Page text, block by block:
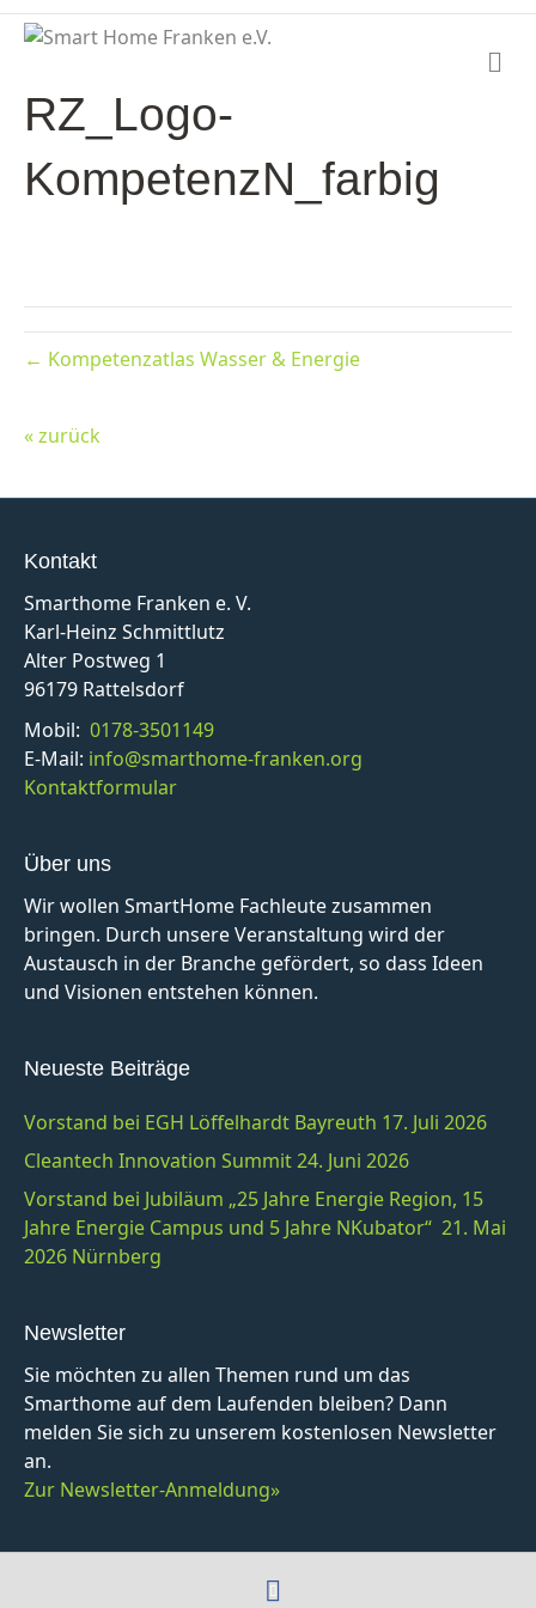
RZ_Logo-
KompetenzN_farbig
← Kompetenzatlas Wasser & Energie
« zurück
Kontakt
Smarthome Franken e. V.
Karl-Heinz Schmittlutz
Alter Postweg 1
96179 Rattelsdorf
Mobil: 0178-3501149
E-Mail: info@smarthome-franken.org
Kontaktformular
Über uns
Wir wollen SmartHome Fachleute zusammen
bringen. Durch unsere Veranstaltung wird der
Austausch in der Branche gefördert, so dass Ideen
und Visionen entstehen können.
Neueste Beiträge
Vorstand bei EGH Löffelhardt Bayreuth 17. Juli 2026
Cleantech Innovation Summit 24. Juni 2026
Vorstand bei Jubiläum „25 Jahre Energie Region, 15
Jahre Energie Campus und 5 Jahre NKubator“ 21. Mai
2026 Nürnberg
Newsletter
Sie möchten zu allen Themen rund um das
Smarthome auf dem Laufenden bleiben? Dann
melden Sie sich zu unserem kostenlosen Newsletter
an.
Zur Newsletter-Anmeldung»
F